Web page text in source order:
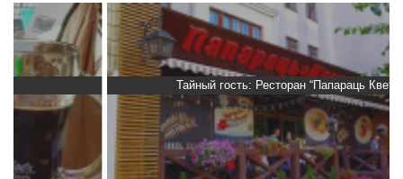
Тайный гость: Ресторан “Папараць Кветка”